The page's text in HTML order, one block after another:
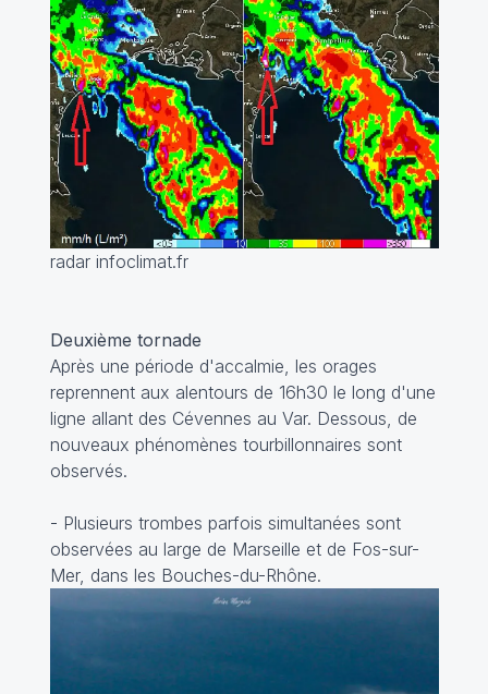
radar infoclimat.fr
Deuxième tornade
Après une période d'accalmie, les orages
reprennent aux alentours de 16h30 le long d'une
ligne allant des Cévennes au Var. Dessous, de
nouveaux phénomènes tourbillonnaires sont
observés.
- Plusieurs trombes parfois simultanées sont
observées au large de Marseille et de Fos-sur-
Mer, dans les Bouches-du-Rhône.